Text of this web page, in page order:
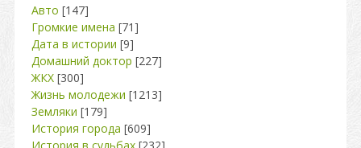
Авто [147]
Громкие имена [71]
Дата в истории [9]
Домашний доктор [227]
ЖКХ [300]
Жизнь молодежи [1213]
Земляки [179]
История города [609]